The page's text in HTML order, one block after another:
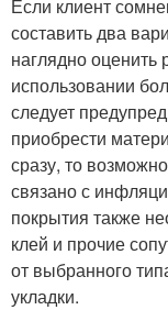
Если клиент
составить два
наглядно
использовании
следует
приобрести
сразу, то
связано с
покрытия также
клей и прочие
от выбранного
укладки.